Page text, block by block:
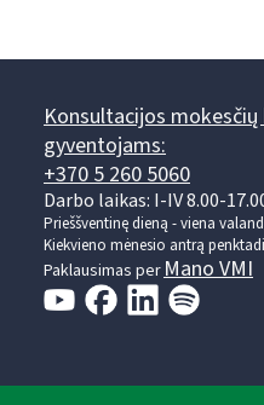
Konsultacijos
gyventojams:
+370 5 260 5060
Darbo laikas: I-IV 8.00-
Prieššventinę dieną - viena
Kiekvieno mėnesio antrą
Paklausimas perMano VMI